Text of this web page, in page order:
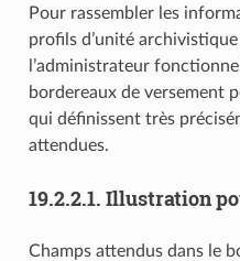
Pour rassembler les
profils d’unité
l’administrateur
bordereaux de versement
qui définissent très
attendues.
19.2.2.1. Illustration
Champs attendus dans le